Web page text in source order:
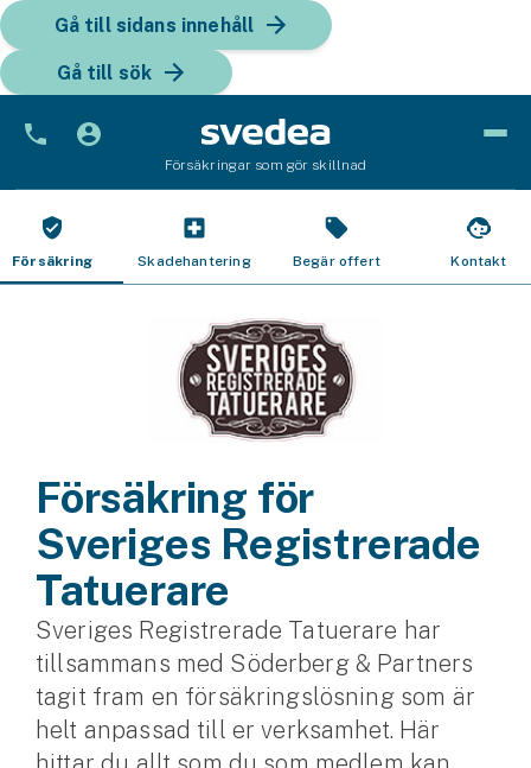
Gå till sidans innehåll
Gå till sök
Försäkringar som gör skillnad
Bilförsäkring
Snöskoterförsäkring
Husvagnsförsäkring
Motorcykel
Mc-försäkring
Märkesförsäkringar
Båt
Försäkring Skadehantering Begär offert Kontakt
Försäkring för
Sveriges Registrerade
Tatuerare
Sveriges Registrerade Tatuerare har
tillsammans med Söderberg & Partners
tagit fram en försäkringslösning som är
helt anpassad till er verksamhet. Här